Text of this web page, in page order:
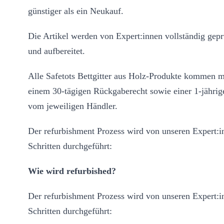
günstiger als ein Neukauf.
Die Artikel werden von Expert:innen vollständig
und aufbereitet.
Alle Safetots Bettgitter aus Holz-Produkte kommen
einem 30-tägigen Rückgaberecht sowie einer 1-
vom jeweiligen Händler.
Der refurbishment Prozess wird von unseren
Schritten durchgeführt:
Wie wird refurbished?
Der refurbishment Prozess wird von unseren
Schritten durchgeführt: